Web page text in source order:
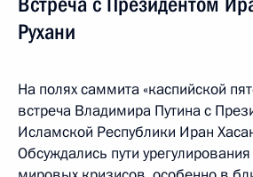
Рухани
На полях саммита «каспийской
встреча Владимира Путина с
Исламской Республики Иран
Обсуждались пути